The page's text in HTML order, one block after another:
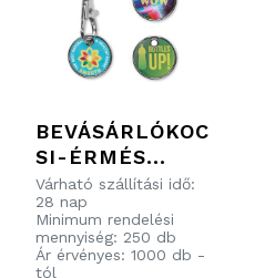
BEVÁSÁRLÓKOC
SI-ÉRMÉS
KULCSTARTÓ 4
SZÍN KOLOR
NYOMTATOTT
ALUMÍNIUM
Várható szállítási idő:
28 nap
Minimum rendelési
mennyiség: 250 db
Ár érvényes: 1000 db -
tól